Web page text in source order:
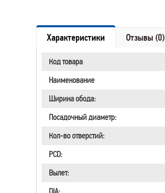
Характеристики Отзывы (0)
Код товара
Наименование
Ширина обода:
Посадочный диаметр:
Кол-во отверстий:
PCD:
Вылет: